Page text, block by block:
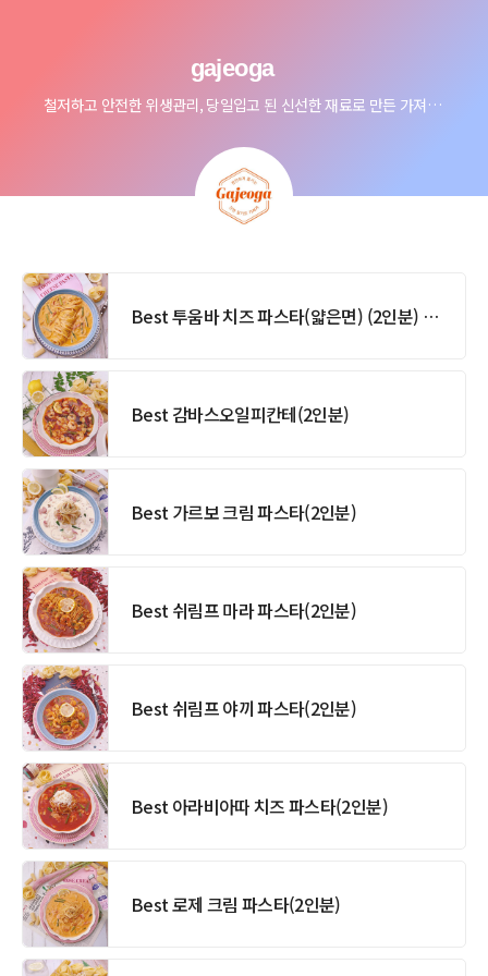
gajeoga
철저하고 안전한 위생관리, 당일입고 된 신선한 재료로 만든 가져가요밀키트를 즐기세요
Best 투움바 치즈 파스타(얇은면) (2인분) 밀키트 & 캠핑음식
Best 감바스오일피칸테(2인분)
Best 가르보 크림 파스타(2인분)
Best 쉬림프 마라 파스타(2인분)
Best 쉬림프 야끼 파스타(2인분)
Best 아라비아따 치즈 파스타(2인분)
Best 로제 크림 파스타(2인분)